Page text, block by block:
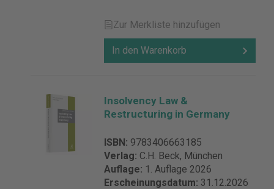
Zur Merkliste hinzufügen
In den Warenkorb
Insolvency Law &
Restructuring in Germany
ISBN: 9783406663185
Verlag: C.H. Beck, München
Auflage: 1. Auflage 2026
Erscheinungsdatum: 31.12.2026